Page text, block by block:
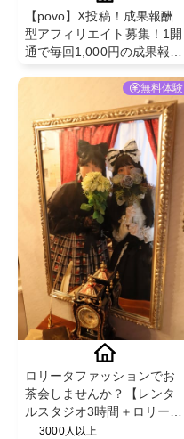
【povo】X投稿！成果報酬
型アフィリエイト募集！1開
通で毎回1,000円の成果報
無料体験
ロリータファッションでお
茶会しませんか？【レンタ
ルスタジオ3時間＋ロリータ
ファッション一式】
3000人以上